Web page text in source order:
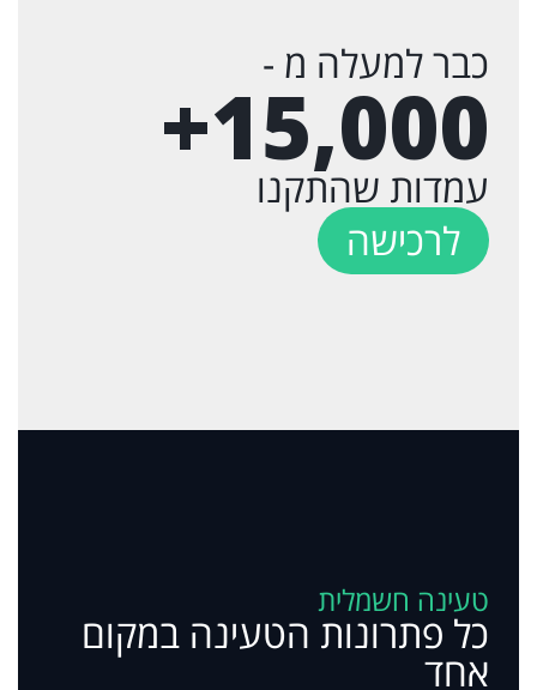
כבר למעלה מ -
15,000
+
עמדות שהתקנו
לרכישה
טעינה חשמלית
כל פתרונות הטעינה במקום
אחד